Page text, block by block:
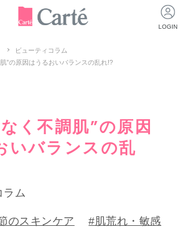
LOGIN
ビューティコラム
”の原因はうるおいバランスの乱れ!?
く不調肌”の原因
いバランスの乱
ラム
のスキンケア #肌荒れ・敏感